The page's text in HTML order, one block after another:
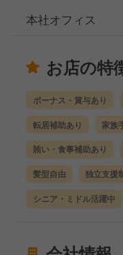
本社オフィス
お店の特
ボーナス・賞与あり
転居補助あり 家族
賄い・食事補助あり
髪型自由 独立支援
シニア・ミドル活躍中